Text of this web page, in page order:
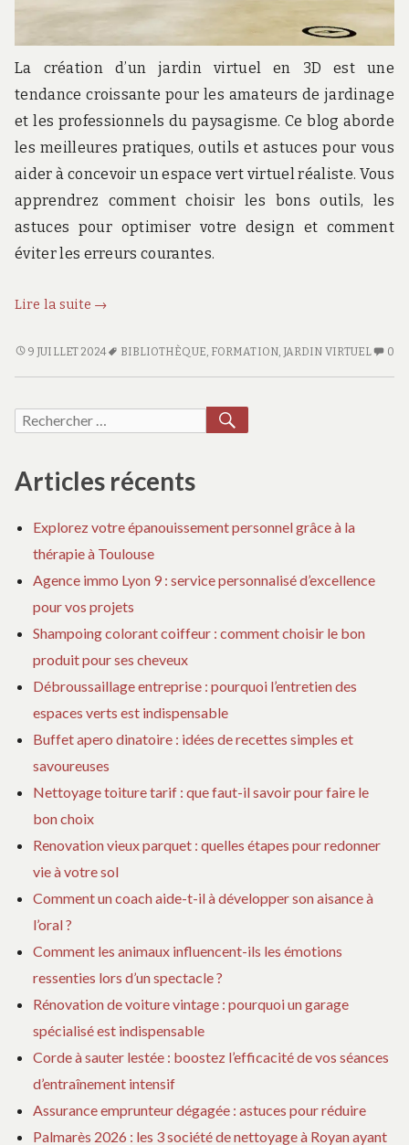
La création d’un jardin virtuel en 3D est une
tendance croissante pour les amateurs de jardinage
et les professionnels du paysagisme. Ce blog aborde
les meilleures pratiques, outils et astuces pour vous
aider à concevoir un espace vert virtuel réaliste. Vous
apprendrez comment choisir les bons outils, les
astuces pour optimiser votre design et comment
éviter les erreurs courantes.
Lire la suite
Les
pratiques
en
Outils
et
astuces
→
LES
POUR
CRÉER
JARDIN
VIRTUEL
3D
ASTUCES
9 JUILLET 2024 BIBLIOTHÈQUE, FORMATION, JARDIN VIRTUEL 0
Recherche
Articles récents
Explorez votre épanouissement personnel grâce à la
thérapie à Toulouse
Agence immo Lyon 9 : service personnalisé d’excellence
pour vos projets
Shampoing colorant coiffeur : comment choisir le bon
produit pour ses cheveux
Débroussaillage entreprise : pourquoi l’entretien des
espaces verts est indispensable
Buffet apero dinatoire : idées de recettes simples et
savoureuses
Nettoyage toiture tarif : que faut-il savoir pour faire le
bon choix
Renovation vieux parquet : quelles étapes pour redonner
vie à votre sol
Comment un coach aide-t-il à développer son aisance à
l’oral ?
Comment les animaux influencent-ils les émotions
ressenties lors d’un spectacle ?
Rénovation de voiture vintage : pourquoi un garage
spécialisé est indispensable
Corde à sauter lestée : boostez l’efficacité de vos séances
d’entraînement intensif
Assurance emprunteur dégagée : astuces pour réduire
Palmarès 2026 : les 3 société de nettoyage à Royan ayant